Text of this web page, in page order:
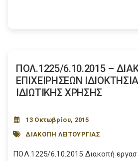
ΠΟΛ.1225/6.10.2015 –
ΕΠΙΧΕΙΡΗΣΕΩΝ
ΙΔΙΩΤΙΚΗΣ ΧΡΗΣΗΣ
13 Οκτωβρίου, 2015
ΔΙΑΚΟΠΗ ΛΕΙΤΟΥΡΓΙΑΣ
ΠΟΛ.1225/6.10.2015 Διακοπή